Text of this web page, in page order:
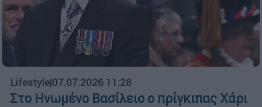
Lifestyle|07.07.2026 11:28
Στο Ηνωμένο Βασίλειο ο πρίγκιπας Χάρι